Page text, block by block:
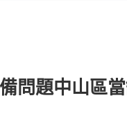
問題中山區